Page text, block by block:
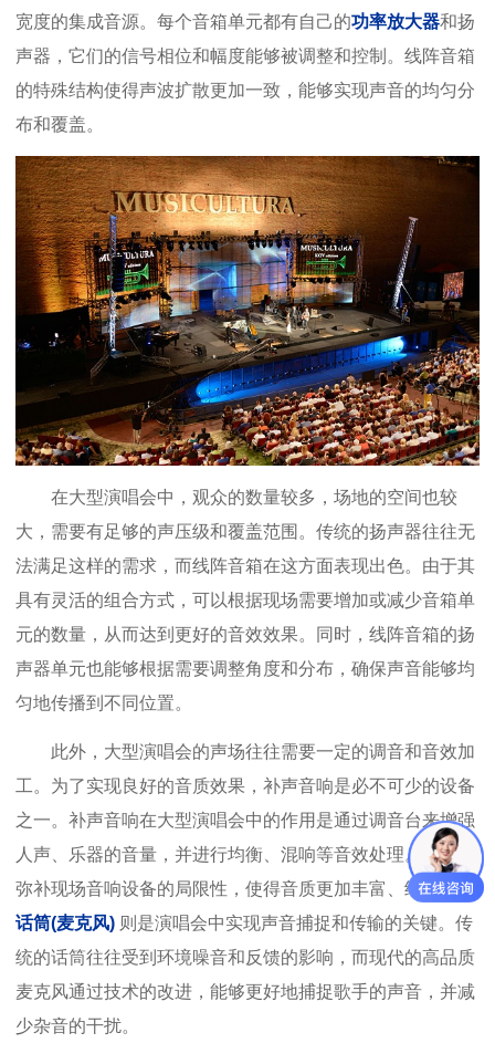
宽度的集成音源。每个音箱单元都有自己的功率放大器和扬
声器，它们的信号相位和幅度能够被调整和控制。线阵音箱
的特殊结构使得声波扩散更加一致，能够实现声音的均匀分
布和覆盖。
在大型演唱会中，观众的数量较多，场地的空间也较
大，需要有足够的声压级和覆盖范围。传统的扬声器往往无
法满足这样的需求，而线阵音箱在这方面表现出色。由于其
具有灵活的组合方式，可以根据现场需要增加或减少音箱单
元的数量，从而达到更好的音效效果。同时，线阵音箱的扬
声器单元也能够根据需要调整角度和分布，确保声音能够均
匀地传播到不同位置。
此外，大型演唱会的声场往往需要一定的调音和音效加
工。为了实现良好的音质效果，补声音响是必不可少的设备
之一。补声音响在大型演唱会中的作用是通过调音台来增强
人声、乐器的音量，并进行均衡、混响等音效处理。它能够
弥补现场音响设备的局限性，使得音质更加丰富、细腻。而
话筒(麦克风) 则是演唱会中实现声音捕捉和传输的关键。传
统的话筒往往受到环境噪音和反馈的影响，而现代的高品质
麦克风通过技术的改进，能够更好地捕捉歌手的声音，并减
少杂音的干扰。